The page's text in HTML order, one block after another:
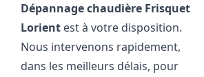
Dépannage chaudière Frisquet
Lorient est à votre disposition.
Nous intervenons rapidement,
dans les meilleurs délais, pour